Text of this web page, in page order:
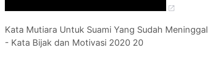
Kata Mutiara Untuk Suami Yang Sudah Meninggal
- Kata Bijak dan Motivasi 2020 20